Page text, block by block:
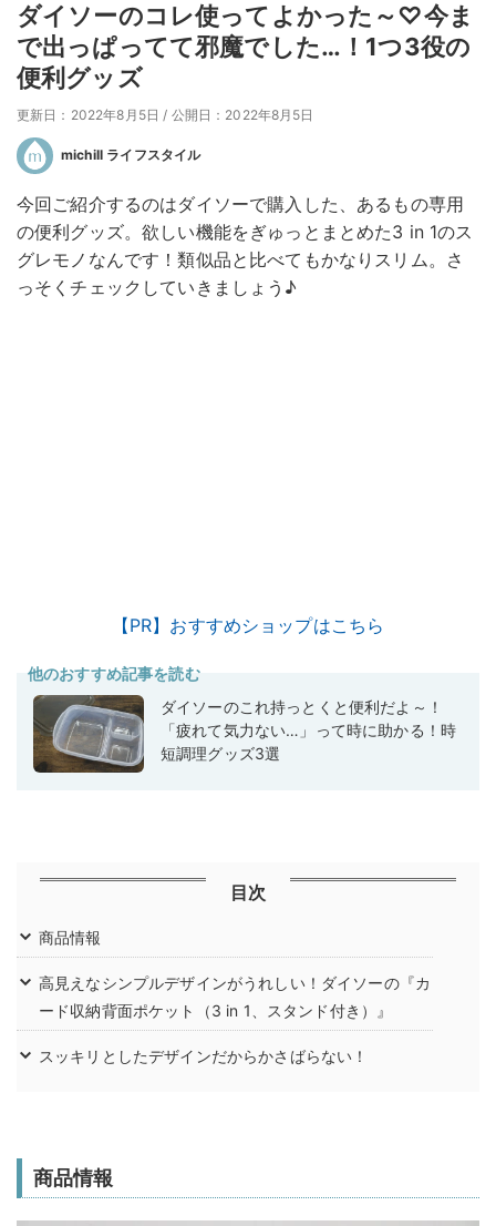
ダイソーのコレ使ってよかった～♡今ま
で出っぱってて邪魔でした…！1つ3役の
便利グッズ
更新日：2022年8月5日 / 公開日：2022年8月5日
michill ライフスタイル
今回ご紹介するのはダイソーで購入した、あるもの専用
の便利グッズ。欲しい機能をぎゅっとまとめた3 in 1のス
グレモノなんです！類似品と比べてもかなりスリム。さ
っそくチェックしていきましょう♪
【PR】おすすめショップはこちら
他のおすすめ記事を読む
ダイソーのこれ持っとくと便利だよ～！
「疲れて気力ない…」って時に助かる！時
短調理グッズ3選
目次
商品情報
高見えなシンプルデザインがうれしい！ダイソーの『カ
ード収納背面ポケット（3 in 1、スタンド付き）』
スッキリとしたデザインだからかさばらない！
商品情報